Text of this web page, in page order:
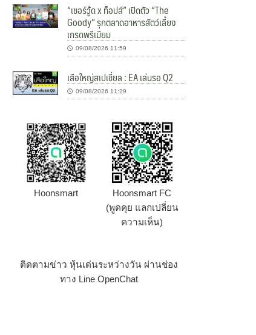
“เชอร์วู้ด x ท็อปส์” เปิดตัว “The
Goody” รุกตลาดอาหารสัตว์เลี้ยง
เกรดพรีเมียม
09/08/2026 11:59
เสือใหญ่สเปเชี่ยล : EA เล่นรอ Q2
09/08/2026 11:29
Hoonsmart
Hoonsmart FC
(พูดคุย แลกเปลี่ยน
ความเห็น)
ติดตามข่าว หุ้นเด่นระหว่างวัน ผ่านช่อง
ทาง Line OpenChat